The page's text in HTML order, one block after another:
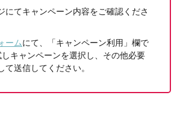
にてキャンペーン内容をご確認くださ
ームにて、「キャンペーン利用」欄で
キャンペーンを選択し、その他必要
て送信してください。